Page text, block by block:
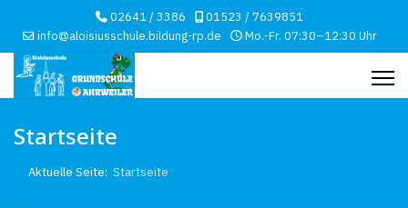
02641 / 3386
01523 / 7639851
info@aloisiusschule.bildung-rp.de
Mo.-Fr. 07:30–12:30 Uhr
Startseite
Aktuelle Seite: Startseite